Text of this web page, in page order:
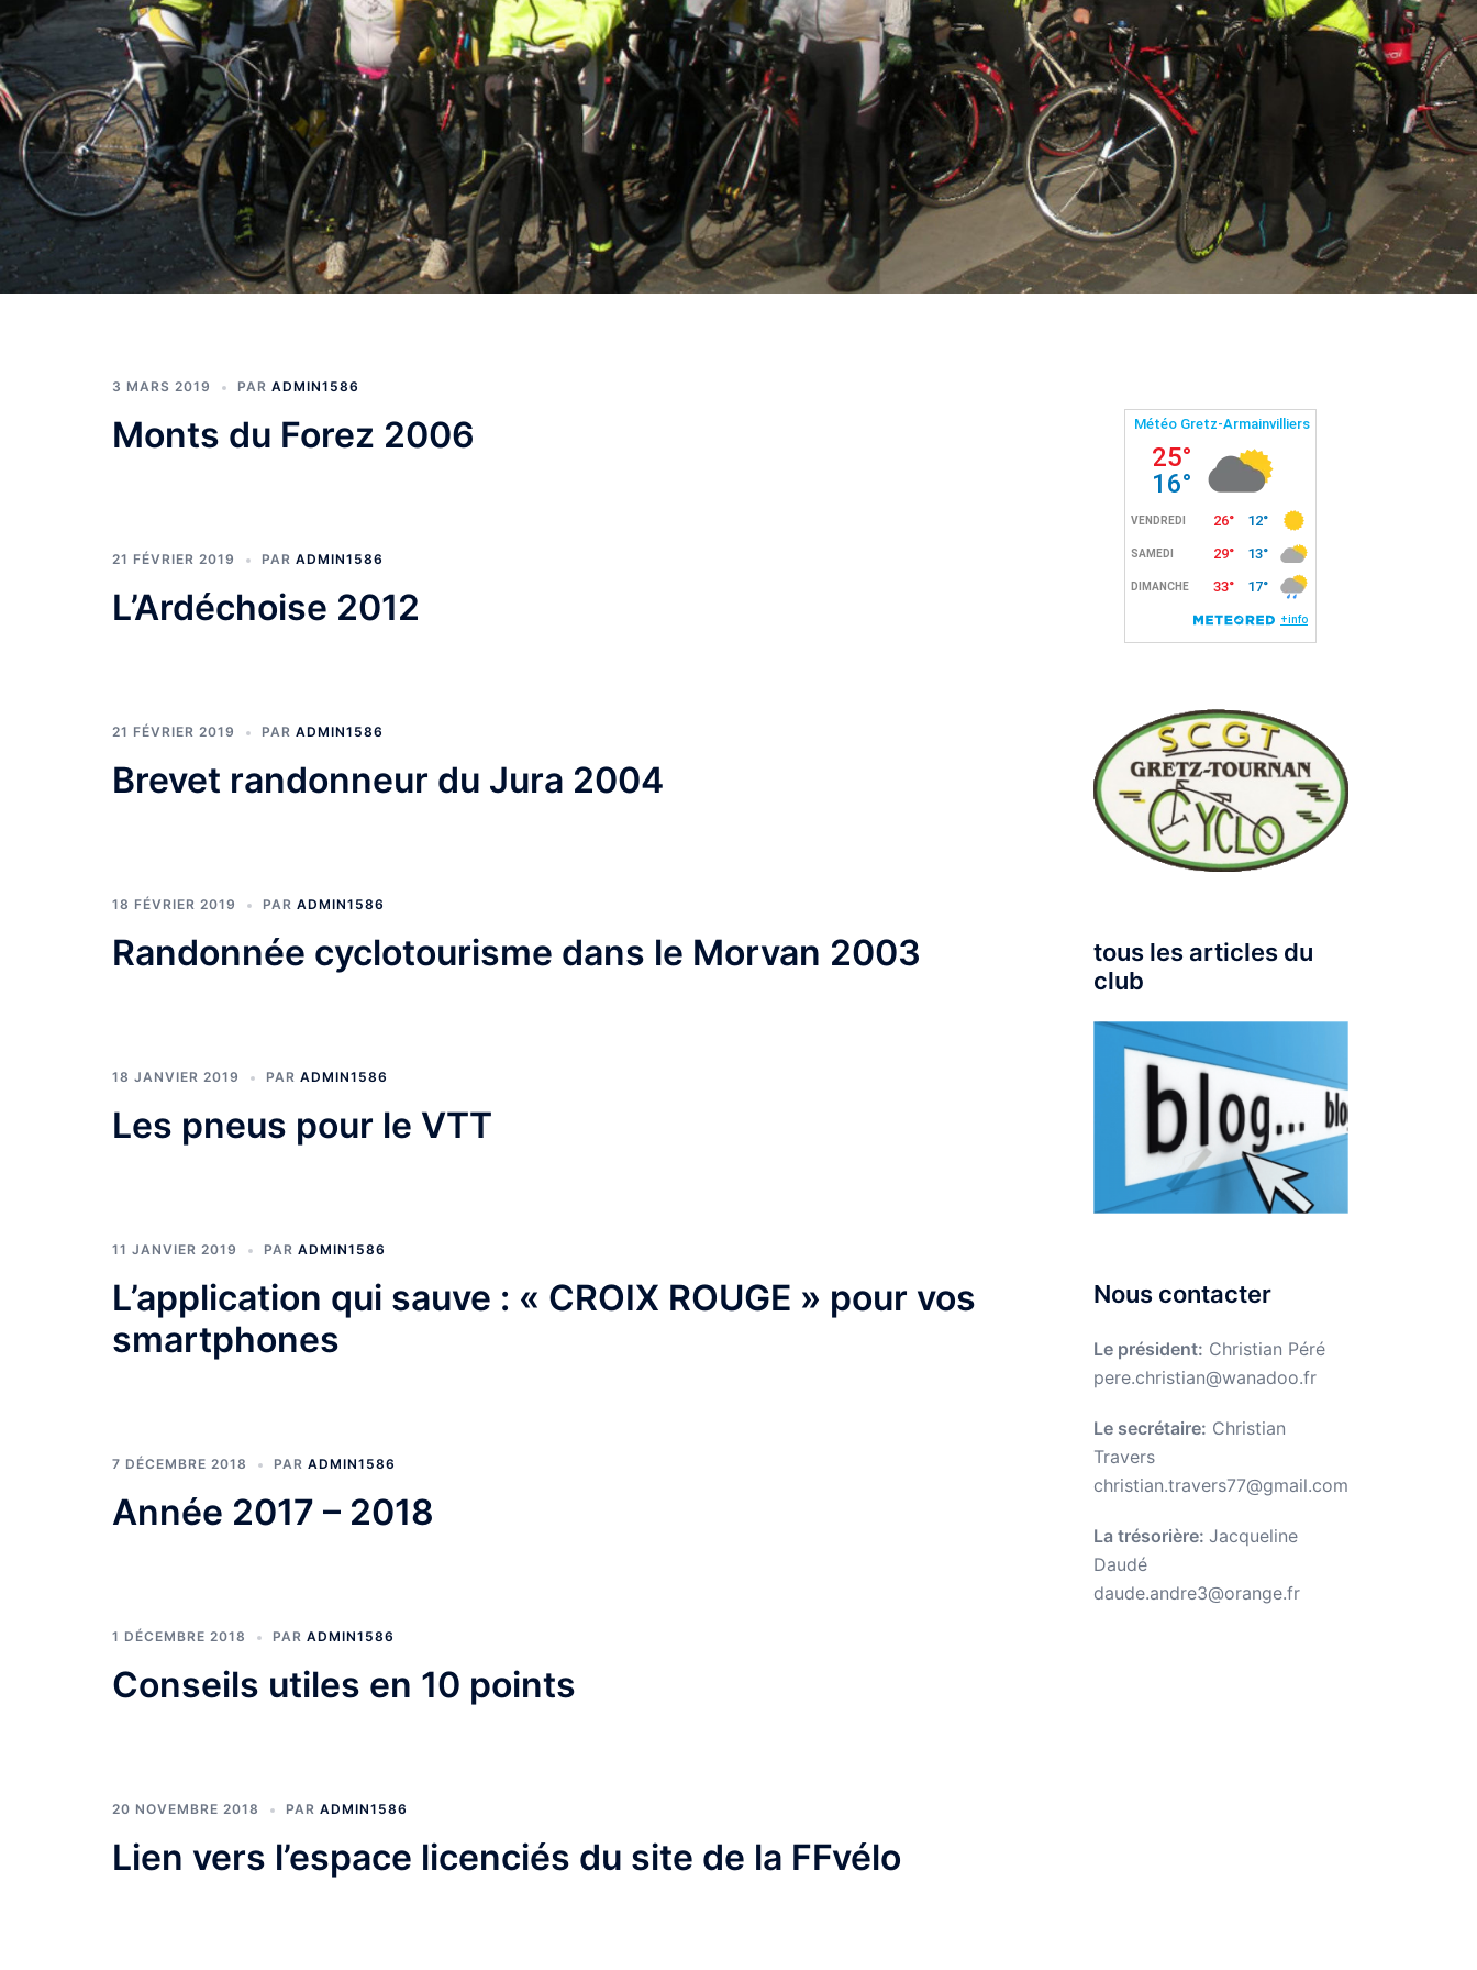
3 MARS 2019 PAR ADMIN1586
Monts du Forez 2006
21 FÉVRIER 2019 PAR ADMIN1586
L’Ardéchoise 2012
21 FÉVRIER 2019 PAR ADMIN1586
Brevet randonneur du Jura 2004
18 FÉVRIER 2019 PAR ADMIN1586
Randonnée cyclotourisme dans le Morvan 2003
18 JANVIER 2019 PAR ADMIN1586
Les pneus pour le VTT
11 JANVIER 2019 PAR ADMIN1586
L’application qui sauve : « CROIX ROUGE » pour vos
smartphones
7 DÉCEMBRE 2018 PAR ADMIN1586
Année 2017 – 2018
1 DÉCEMBRE 2018 PAR ADMIN1586
Conseils utiles en 10 points
20 NOVEMBRE 2018 PAR ADMIN1586
Lien vers l’espace licenciés du site de la FFvélo
tous les articles du
club
Nous contacter
Le président: Christian Péré
pere.christian@wanadoo.fr
Le secrétaire: Christian
Travers
christian.travers77@gmail.com
La trésorière: Jacqueline
Daudé
daude.andre3@orange.fr